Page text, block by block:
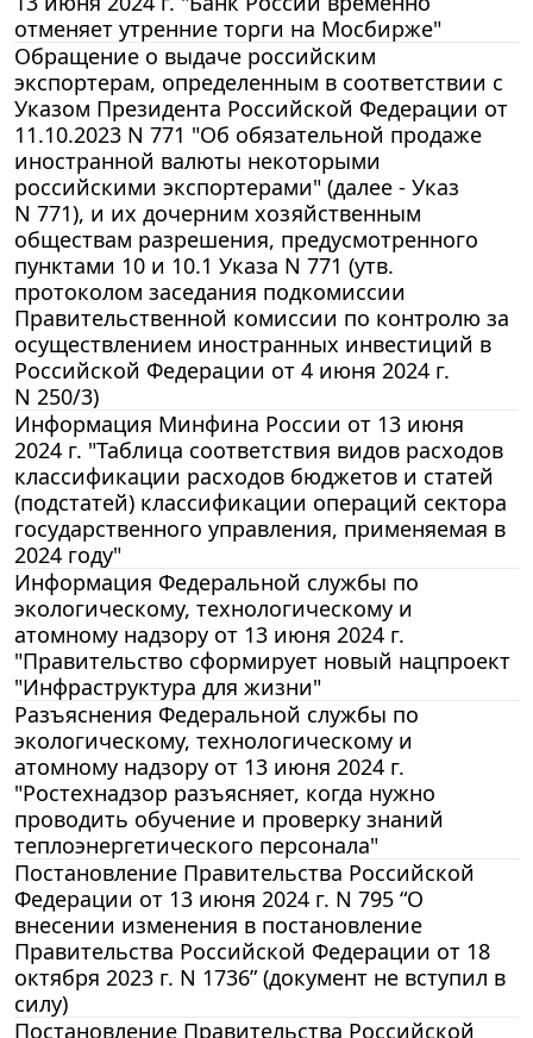
отменяет утренние торги на Мосбирже"
Обращение о выдаче российским
экспортерам, определенным в соответствии с
Указом Президента Российской Федерации от
11.10.2023 N 771 "Об обязательной продаже
иностранной валюты некоторыми
российскими экспортерами" (далее - Указ
N 771), и их дочерним хозяйственным
обществам разрешения, предусмотренного
пунктами 10 и 10.1 Указа N 771 (утв.
протоколом заседания подкомиссии
Правительственной комиссии по контролю за
осуществлением иностранных инвестиций в
Российской Федерации от 4 июня 2024 г.
N 250/3)
Информация Минфина России от 13 июня
2024 г. "Таблица соответствия видов расходов
классификации расходов бюджетов и статей
(подстатей) классификации операций сектора
государственного управления, применяемая в
2024 году"
Информация Федеральной службы по
экологическому, технологическому и
атомному надзору от 13 июня 2024 г.
"Правительство сформирует новый нацпроект
"Инфраструктура для жизни"
Разъяснения Федеральной службы по
экологическому, технологическому и
атомному надзору от 13 июня 2024 г.
"Ростехнадзор разъясняет, когда нужно
проводить обучение и проверку знаний
теплоэнергетического персонала"
Постановление Правительства Российской
Федерации от 13 июня 2024 г. N 795 “О
внесении изменения в постановление
Правительства Российской Федерации от 18
октября 2023 г. N 1736” (документ не вступил в
силу)
Постановление Правительства Российской